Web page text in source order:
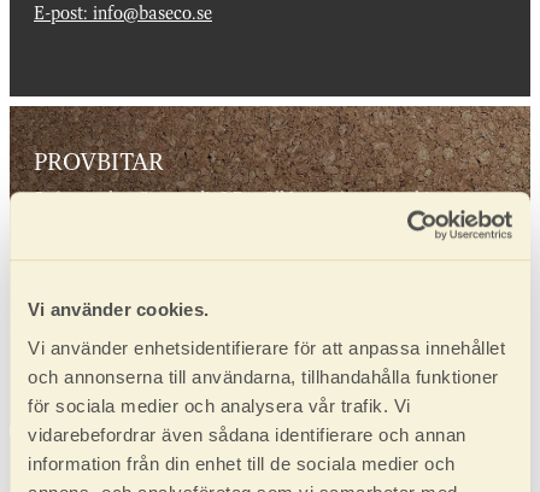
Vi använder cookies.
Vi använder enhetsidentifierare för att anpassa innehållet
och annonserna till användarna, tillhandahålla funktioner
för sociala medier och analysera vår trafik. Vi
vidarebefordrar även sådana identifierare och annan
information från din enhet till de sociala medier och
E-post: info@baseco.se
PROVBITAR
Svårt att bestämma dig? Beställ hem några provbitar som
kan hjälpa dig med valet. 40 kr/st. Du betalar enkelt med